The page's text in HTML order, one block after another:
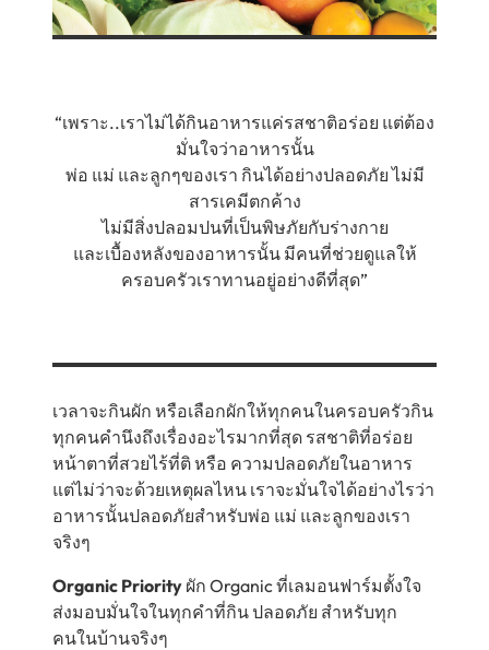
“เพราะ..เราไม่ได้กินอาหารแค่รสชาติอร่อย แต่ต้อง
มั่นใจว่าอาหารนั้น
พ่อ แม่ และลูกๆของเรา กินได้อย่างปลอดภัย ไม่มี
สารเคมีตกค้าง
ไม่มีสิ่งปลอมปนที่เป็นพิษภัยกับร่างกาย
และเบื้องหลังของอาหารนั้น มีคนที่ช่วยดูแลให้
ครอบครัวเราทานอยู่อย่างดีที่สุด”
เวลาจะกินผัก หรือเลือกผักให้ทุกคนในครอบครัวกิน
ทุกคนคำนึงถึงเรื่องอะไรมากที่สุด รสชาติที่อร่อย
หน้าตาที่สวยไร้ที่ติ หรือ ความปลอดภัยในอาหาร
แต่ไม่ว่าจะด้วยเหตุผลไหน เราจะมั่นใจได้อย่างไรว่า
อาหารนั้นปลอดภัยสำหรับพ่อ แม่ และลูกของเรา
จริงๆ
Organic Priority ผัก Organic ที่เลมอนฟาร์มตั้งใจ
ส่งมอบมั่นใจในทุกคำที่กิน ปลอดภัย สำหรับทุก
คนในบ้านจริงๆ